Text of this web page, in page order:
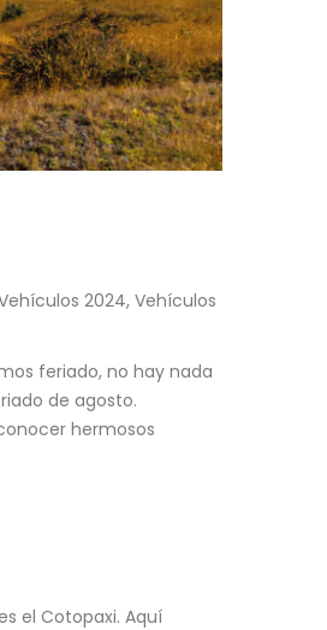
2024, Vehículos
feriado, no hay nada
de agosto.
hermosos
el Cotopaxi. Aquí